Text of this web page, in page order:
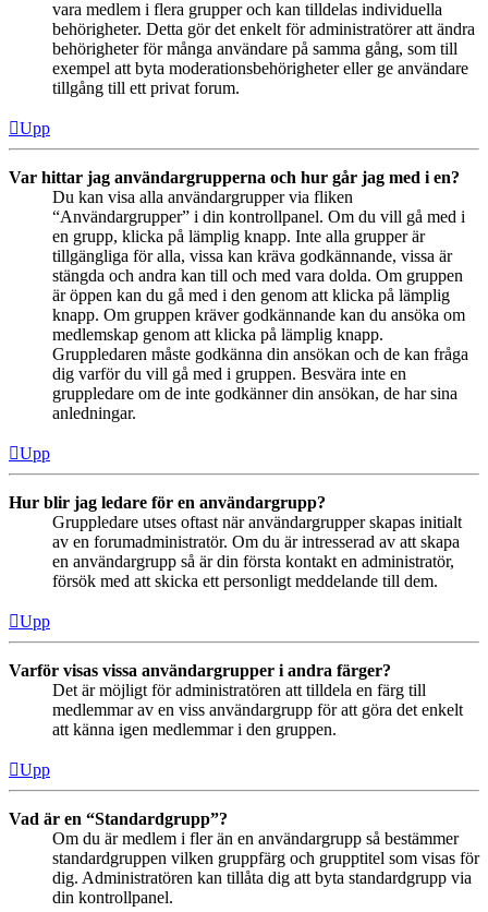
vara medlem i flera grupper och kan tilldelas individuella
behörigheter. Detta gör det enkelt för administratörer att ändra
behörigheter för många användare på samma gång, som till
exempel att byta moderationsbehörigheter eller ge användare
tillgång till ett privat forum.
Upp
Var hittar jag användargrupperna och hur går jag med i en?
Du kan visa alla användargrupper via fliken
“Användargrupper” i din kontrollpanel. Om du vill gå med i
en grupp, klicka på lämplig knapp. Inte alla grupper är
tillgängliga för alla, vissa kan kräva godkännande, vissa är
stängda och andra kan till och med vara dolda. Om gruppen
är öppen kan du gå med i den genom att klicka på lämplig
knapp. Om gruppen kräver godkännande kan du ansöka om
medlemskap genom att klicka på lämplig knapp.
Gruppledaren måste godkänna din ansökan och de kan fråga
dig varför du vill gå med i gruppen. Besvära inte en
gruppledare om de inte godkänner din ansökan, de har sina
anledningar.
Upp
Hur blir jag ledare för en användargrupp?
Gruppledare utses oftast när användargrupper skapas initialt
av en forumadministratör. Om du är intresserad av att skapa
en användargrupp så är din första kontakt en administratör,
försök med att skicka ett personligt meddelande till dem.
Upp
Varför visas vissa användargrupper i andra färger?
Det är möjligt för administratören att tilldela en färg till
medlemmar av en viss användargrupp för att göra det enkelt
att känna igen medlemmar i den gruppen.
Upp
Vad är en “Standardgrupp”?
Om du är medlem i fler än en användargrupp så bestämmer
standardgruppen vilken gruppfärg och grupptitel som visas för
dig. Administratören kan tillåta dig att byta standardgrupp via
din kontrollpanel.